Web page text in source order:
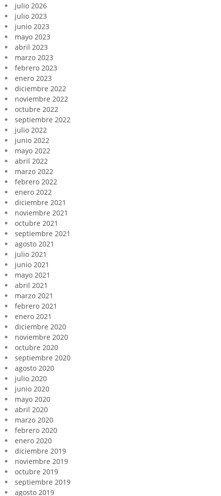
julio 2026
julio 2023
junio 2023
mayo 2023
abril 2023
marzo 2023
febrero 2023
enero 2023
diciembre 2022
noviembre 2022
octubre 2022
septiembre 2022
julio 2022
junio 2022
mayo 2022
abril 2022
marzo 2022
febrero 2022
enero 2022
diciembre 2021
noviembre 2021
octubre 2021
septiembre 2021
agosto 2021
julio 2021
junio 2021
mayo 2021
abril 2021
marzo 2021
febrero 2021
enero 2021
diciembre 2020
noviembre 2020
octubre 2020
septiembre 2020
agosto 2020
julio 2020
junio 2020
mayo 2020
abril 2020
marzo 2020
febrero 2020
enero 2020
diciembre 2019
noviembre 2019
octubre 2019
septiembre 2019
agosto 2019